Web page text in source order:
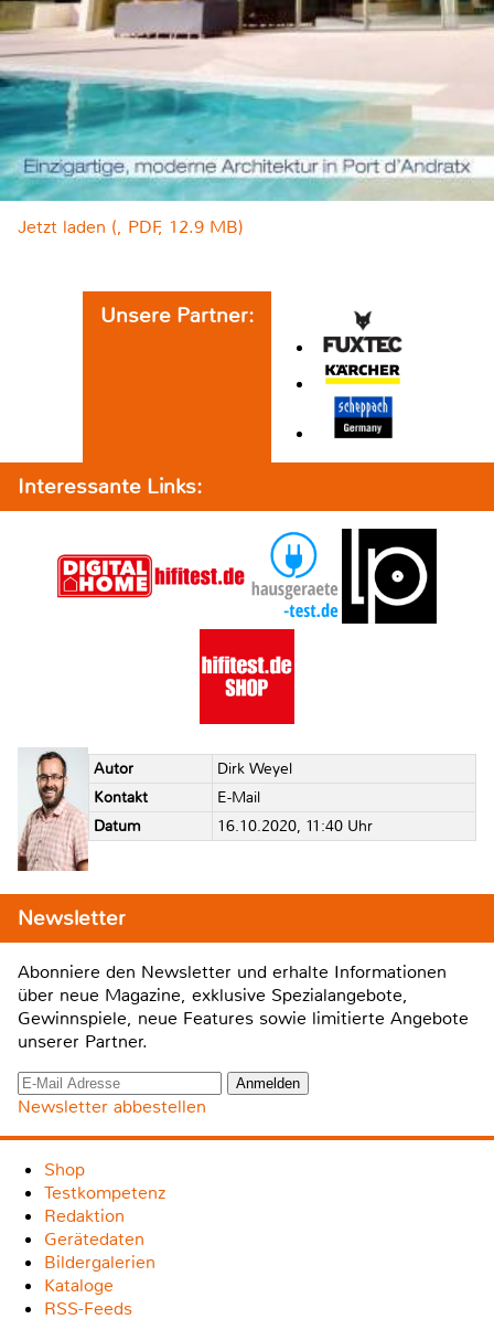
Jetzt laden (, PDF, 12.9 MB)
Unsere Partner:
Interessante Links:
Autor
Dirk Weyel
Kontakt
E-Mail
Datum
16.10.2020, 11:40 Uhr
Newsletter
Abonniere den Newsletter und erhalte Informationen
über neue Magazine, exklusive Spezialangebote,
Gewinnspiele, neue Features sowie limitierte Angebote
unserer Partner.
Newsletter abbestellen
Shop
Testkompetenz
Redaktion
Gerätedaten
Bildergalerien
Kataloge
RSS-Feeds